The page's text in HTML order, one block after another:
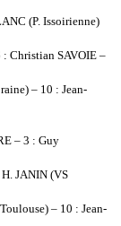
(P. Issoirienne)
: Christian SAVOIE –
– 10 : Jean-
– 3 : Guy
JANIN (VS
– 10 : Jean-